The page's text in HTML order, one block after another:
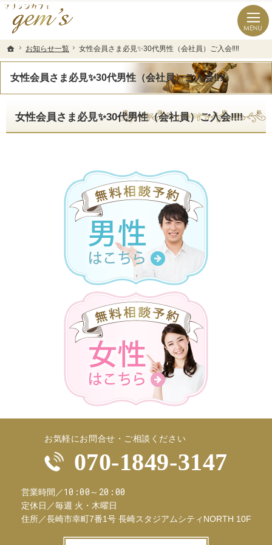
ホーム
お知らせ一覧 女性会員さま必見✨30代男性（会社員）ご入会‼️‼️️
女性会員さま必見✨30代男性（会社員）ご入会‼️‼️️
長崎県の婚活なら結婚相談所のマリッジカフェgem’ｓ（ジェムズ）
長崎県長崎市の結婚相談所マリッジカフェgem's(ジェムズ)
女性会員さま必見✨30代男性（会社員）ご入会‼️‼️️
ホーム
お知らせ一覧 女性会員さま必見✨30代男性（会社員）ご入会‼️‼️️
お気軽にお問合せ・ご相談ください
070-1849-3147
営業時間／10:00～20:00
定休日／毎週 火・木曜日
住所／長崎市幸町7番1号 長崎スタジアムシティNORTH 10F